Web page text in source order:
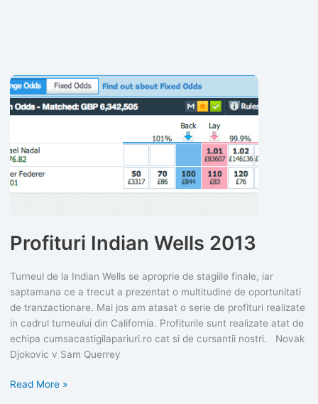
Profituri Indian Wells 2013
Turneul de la Indian Wells se aproprie de stagiile finale, iar
saptamana ce a trecut a prezentat o multitudine de oportunitati
de tranzactionare. Mai jos am atasat o serie de profituri realizate
in cadrul turneului din California. Profiturile sunt realizate atat de
echipa cumsacastigilapariuri.ro cat si de cursantii nostri. Novak
Djokovic v Sam Querrey
Profituri
Read More »